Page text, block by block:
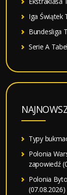
Iga Świątek
Bundesliga
Serie A
Typy
Polonia
zapowiedź
Polonia
(07.08.2026)